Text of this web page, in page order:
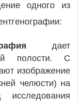
одного из
дает
полости. С
изображение
челюсти) на